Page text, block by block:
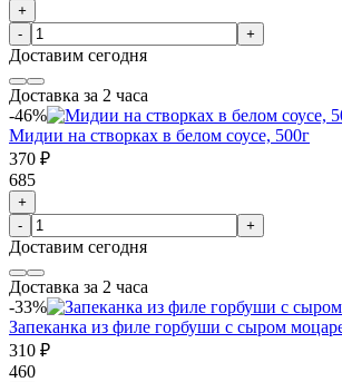
+
-
+
Доставим сегодня
Доставка за 2 часа
-46%
Мидии на створках в белом соусе, 500г
370 ₽
685
+
-
+
Доставим сегодня
Доставка за 2 часа
-33%
Запеканка из филе горбуши с сыром
310 ₽
460